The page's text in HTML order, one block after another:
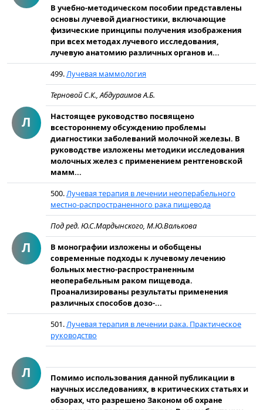
В учебно-методическом пособии представлены
основы лучевой диагностики, включающие
физические принципы получения изображения
при всех методах лучевого исследования,
лучевую анатомию различных органов и...
Л
499.Лучевая маммология
Терновой С.К., Абдураимов А.Б.
Настоящее руководство посвящено
всестороннему обсуждению проблемы
диагностики заболеваний молочной железы. В
руководстве изложены методики исследования
молочных желез с применением рентгеновской
мамм...
Л
500.Лучевая терапия в лечении неоперабельного
местно-распространенного рака пищевода
Под ред. Ю.С.Мардынского, М.Ю.Валькова
В монографии изложены и обобщены
современные подходы к лучевому лечению
больных местно-распространенным
неоперабельным раком пищевода.
Проанализированы результаты применения
различных способов дозо-...
Л
501.Лучевая терапия в лечении рака. Практическое
руководство
Помимо использования данной публикации в
научных исследованиях, в критических статьях и
обзорах, что разрешено Законом об охране